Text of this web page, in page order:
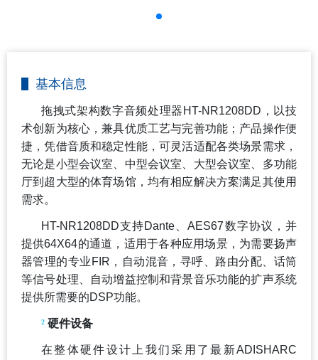
基本信息
拖拽式架构数字音频处理器 HT-NR1208DD ，以技
术创新为核心，兼具优质工艺与完善功能；产品操作便
捷，凭借音质和稳定性能，可灵活适配各类场景需求，
无论是小型会议室、中型会议室、大型会议室、多功能
厅到超大型的体育场馆，均有相应解决方案满足其使用
需求。
HT-NR1208DD支持Dante、AES67数字协议，并
提供64X64的通道，适用于各种应用场景，为需要扬声
器管理的专业FIR，自动混音，寻呼、路由分配、话筒
等信号处理、自动增益控制和背景音乐功能的扩声系统
提供所需要的DSP功能。
² 硬件设备
在整体硬件设计上我们采用了最新ADISHARC